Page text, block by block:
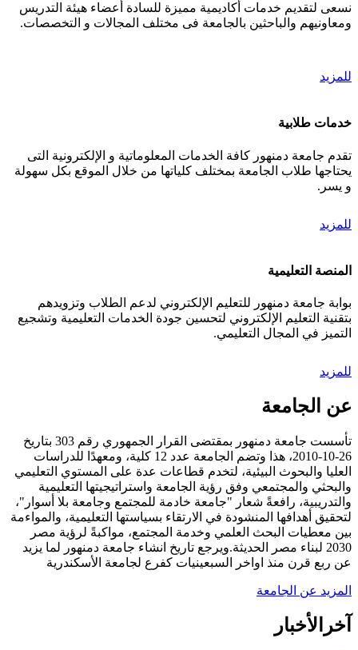
نسعى لتقديم خدمات أكاديمية مميزة للسادة أعضاء هيئة التدريس
ومعاونيهم والباحثين بالجامعة فى مختلف المجالات و التخصصات.
للمزيد
خدمات طلابية
تقدم جامعة دمنهور كافة الخدمات المعلوماتية و الإلكترونية التى
يحتاجها طلاب الجامعة بمختلف كلياتها من خلال الموقع بكل سهولة
و يسر.
للمزيد
المنصة التعليمية
بوابة جامعة دمنهور للتعليم الإلكتروني لدعم الطلاب وتزويدهم
بتقنية التعليم الإلكتروني لتحسين جودة الخدمات التعليمية وتشجيع
التميز في المجال التعليمي.
للمزيد
عن الجامعة
تأسست جامعة دمنهور بمقتضى القرار الجمهوري رقم 303 بتاريخ
26-10-2010، هذا وتضم الجامعة عدد 12 كلية، ومعهدًا للدراسات
العليا والبحوث البيئية، لتخدم قطاعات عدة على المستوي التعليمي
والبحثي والمجتمعي وفق رؤية الجامعة واستراتيجيتها التعليمية
والتدريبية، رافعةً شعار "جامعة خادمة للمجتمع وجامعة بلا أسوار"،
لتحقيق أهدافها المنشودة في الارتقاء بسياستها التعليمية، والمواءمة
بين معطيات البحث العلمي وخدمة المجتمع، مواكبةً لرؤية مصر
2030 لبناء مصر الحديثة.ويرجع تاريخ انشاء جامعة دمنهور لما يزيد
عن ربع قرن منذ اواخر السبعينيات كفرع لجامعة الأسكندرية
المزيد عن الجامعة
آخر الأخبار